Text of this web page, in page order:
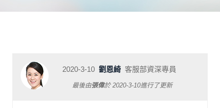
2020-3-10 劉恩綺 客服部資深專員
最後由張偉於2020-3-10進行了更新